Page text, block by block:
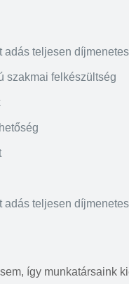
adás teljesen
szakmai felkészültség
adás teljesen
így munkatársaink